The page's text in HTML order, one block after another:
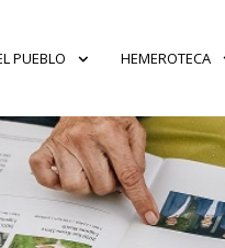
PUEBLO HEMEROTECA